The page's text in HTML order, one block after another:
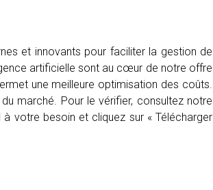
et innovants pour faciliter la gestion de
artificielle sont au cœur de notre offre
une meilleure optimisation des coûts.
marché. Pour le vérifier, consultez notre
votre besoin et cliquez sur « Télécharger